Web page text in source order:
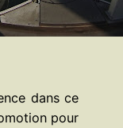
dans ce
pour